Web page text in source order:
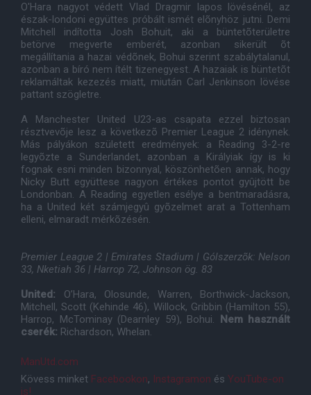
O'Hara nagyot védett Vlad Dragmir lapos lövésénél, az
észak-londoni együttes próbált ismét elõnyhöz jutni. Demi
Mitchell indította Josh Bohuit, aki a büntetõterületre
betörve megverte emberét, azonban sikerült õt
megállítania a hazai védõnek, Bohui szerint szabálytalanul,
azonban a bíró nem ítélt tizenegyest. A hazaiak is büntetõt
reklamáltak kezezés miatt, miután Carl Jenkinson lövése
pattant szögletre.
A Manchester United U23-as csapata ezzel biztosan
résztvevõje lesz a következõ Premier League 2 idénynek.
Más pályákon született eredmények: a Reading 3-2-re
legyõzte a Sunderlandet, azonban a Királyiak így is ki
fognak esni minden bizonnyal, köszönhetõen annak, hogy
Nicky Butt együttese nagyon értékes pontot gyûjtött be
Londonban. A Reading egyetlen esélye a bentmaradásra,
ha a United két számjegyû gyõzelmet arat a Tottenham
elleni, elmaradt mérkõzésén.
Premier League 2 | Emirates Stadium | Gólszerzõk: Nelson
33, Nketiah 36 | Harrop 72, Johnson ög. 83
United: O’Hara, Olosunde, Warren, Borthwick-Jackson,
Mitchell, Scott (Kehinde 46), Willock, Gribbin (Hamilton 55),
Harrop, McTominay (Dearnley 59), Bohui.
Nem használt
cserék: Richardson, Whelan.
ManUtd.com
Kövess minket Facebookon, Instagramon és YouTube-on
is!